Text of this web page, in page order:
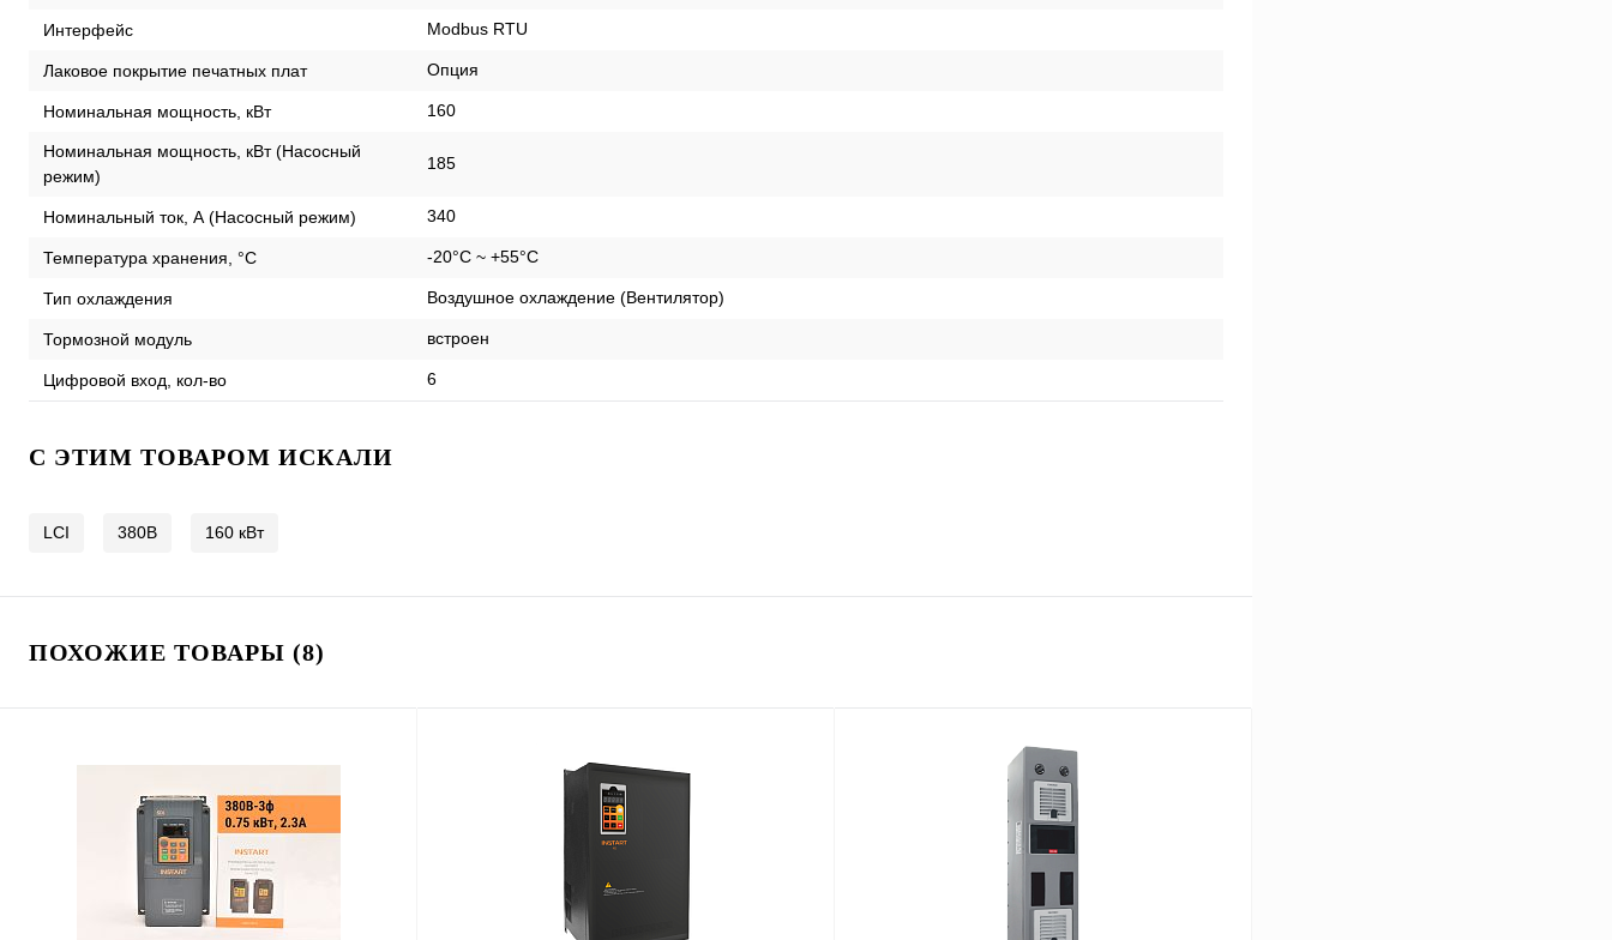
Интерфейс Modbus RTU
Лаковое покрытие печатных плат Опция
Номинальная мощность, кВт 160
Номинальная мощность, кВт (Насосный
режим)
185
Номинальный ток, А (Насосный режим) 340
Температура хранения, °С -20°C ~ +55°C
Тип охлаждения Воздушное охлаждение (Вентилятор)
Тормозной модуль встроен
Цифровой вход, кол-во 6
C ЭТИМ ТОВАРОМ ИСКАЛИ
LCI 380В 160 кВт
ПОХОЖИЕ ТОВАРЫ (8)